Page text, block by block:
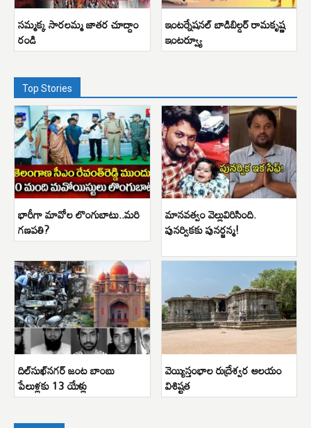
సమ్మక్క సారలమ్మ జాతర చూద్దాం
రండి
ఇంటర్నేషనల్ బాడిబిల్డర్ రామకృష్ణ
ఇంటర్వ్యూ
Top Stories
భారీగా మావోల లొంగుబాటు..మరి
గణపతి?
మానవత్వం వెల్లువిరిసింది.
పునర్వికకు పునర్జన్మ!
దిల్‌సుఖ్‌నగర్ జంట బాంబు
పేలుళ్లకు 13 యేళ్లు
వెయ్యిస్తంభాల రుద్రేశ్వర ఆలయం
విశిష్టత